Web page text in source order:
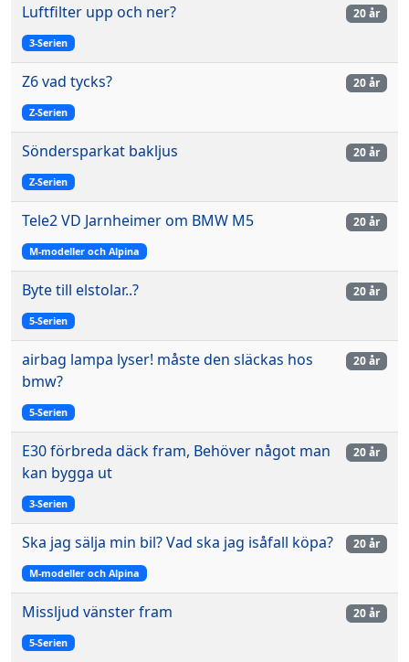
Luftfilter upp och ner?
3-Serien
20 år
Z6 vad tycks?
Z-Serien
20 år
Söndersparkat bakljus
Z-Serien
20 år
Tele2 VD Jarnheimer om BMW M5
M-modeller och Alpina
20 år
Byte till elstolar..?
5-Serien
20 år
airbag lampa lyser! måste den släckas hos
bmw?
5-Serien
20 år
E30 förbreda däck fram, Behöver något man
kan bygga ut
3-Serien
20 år
Ska jag sälja min bil? Vad ska jag isåfall köpa?
M-modeller och Alpina
20 år
Missljud vänster fram
5-Serien
20 år